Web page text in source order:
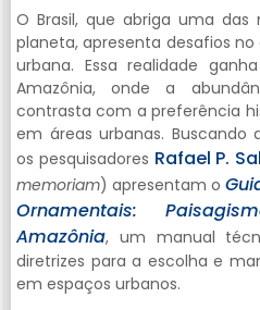
O Brasil, que abriga uma das
planeta, apresenta desafios
urbana. Essa realidade
Amazônia, onde a
contrasta com a preferência
em áreas urbanas. Buscando
os pesquisadores Rafael P.
memoriam) apresentam o
Ornamentais:
Amazônia, um manual
diretrizes para a escolha e
em espaços urbanos.